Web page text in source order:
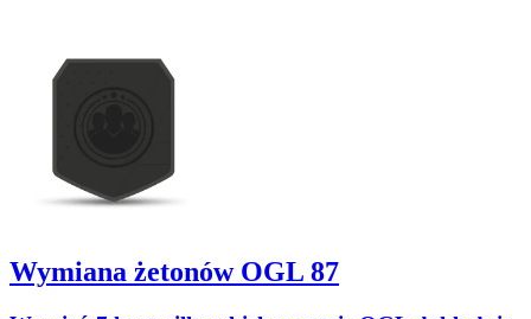
Wymiana żetonów OGL 87